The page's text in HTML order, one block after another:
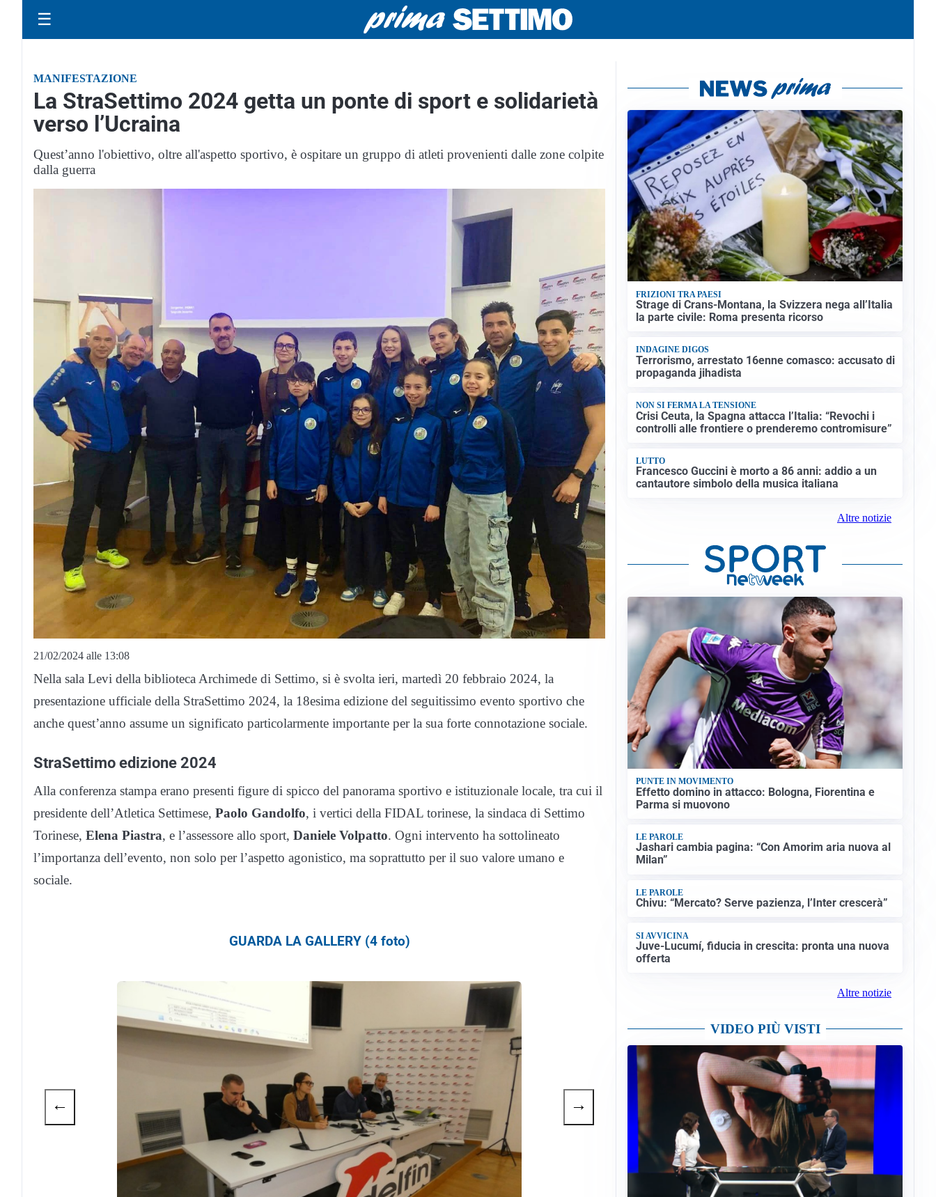
☰
MANIFESTAZIONE
La StraSettimo 2024 getta un ponte di sport e solidarietà
verso l’Ucraina
Quest’anno l'obiettivo, oltre all'aspetto sportivo, è ospitare un gruppo di atleti provenienti dalle zone colpite
dalla guerra
21/02/2024 alle 13:08
Nella sala Levi della biblioteca Archimede di Settimo, si è svolta ieri, martedì 20 febbraio 2024, la
presentazione ufficiale della StraSettimo 2024, la 18esima edizione del seguitissimo evento sportivo che
anche quest’anno assume un significato particolarmente importante per la sua forte connotazione sociale.
StraSettimo edizione 2024
Alla conferenza stampa erano presenti figure di spicco del panorama sportivo e istituzionale locale, tra cui il
presidente dell’Atletica Settimese, Paolo Gandolfo, i vertici della FIDAL torinese, la sindaca di Settimo
Torinese, Elena Piastra, e l’assessore allo sport, Daniele Volpatto. Ogni intervento ha sottolineato
l’importanza dell’evento, non solo per l’aspetto agonistico, ma soprattutto per il suo valore umano e
sociale.
GUARDA LA GALLERY (4 foto)
← →
FRIZIONI TRA PAESI
Strage di Crans-Montana, la Svizzera nega all’Italia
la parte civile: Roma presenta ricorso
INDAGINE DIGOS
Terrorismo, arrestato 16enne comasco: accusato di
propaganda jihadista
NON SI FERMA LA TENSIONE
Crisi Ceuta, la Spagna attacca l’Italia: “Revochi i
controlli alle frontiere o prenderemo contromisure”
LUTTO
Francesco Guccini è morto a 86 anni: addio a un
cantautore simbolo della musica italiana
Altre notizie
PUNTE IN MOVIMENTO
Effetto domino in attacco: Bologna, Fiorentina e
Parma si muovono
LE PAROLE
Jashari cambia pagina: “Con Amorim aria nuova al
Milan”
LE PAROLE
Chivu: “Mercato? Serve pazienza, l’Inter crescerà”
SI AVVICINA
Juve-Lucumí, fiducia in crescita: pronta una nuova
offerta
Altre notizie
VIDEO PIÙ VISTI